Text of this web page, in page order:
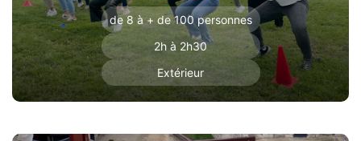
de 8 à + de 100 personnes
2h à 2h30
Extérieur